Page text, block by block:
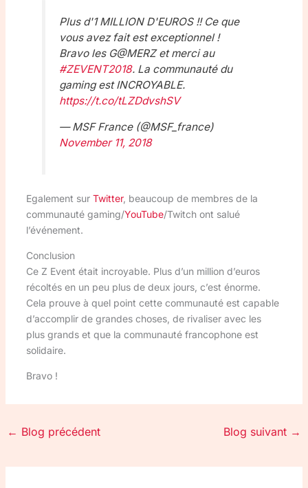
Plus d'1 MILLION D'EUROS !! Ce que
vous avez fait est exceptionnel !
Bravo les G@MERZ et merci au
#ZEVENT2018. La communauté du
gaming est INCROYABLE.
https://t.co/tLZDdvshSV
— MSF France (@MSF_france)
November 11, 2018
Egalement sur Twitter, beaucoup de membres de la
communauté gaming/YouTube/Twitch ont salué
l’événement.
Conclusion
Ce Z Event était incroyable. Plus d’un million d’euros
récoltés en un peu plus de deux jours, c’est énorme.
Cela prouve à quel point cette communauté est capable
d’accomplir de grandes choses, de rivaliser avec les
plus grands et que la communauté francophone est
solidaire.
Bravo !
← Blog précédent Blog suivant →